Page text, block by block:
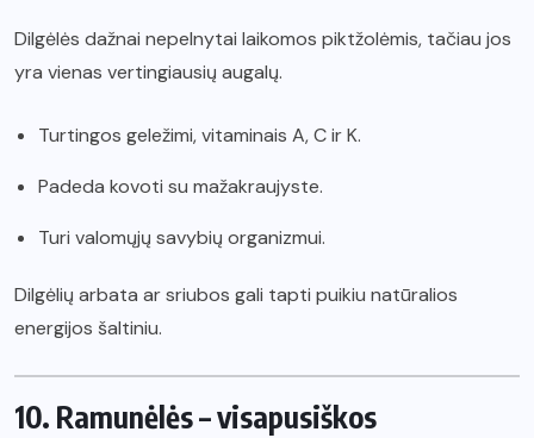
Dilgėlės dažnai nepelnytai laikomos piktžolėmis, tačiau jos
yra vienas vertingiausių augalų.
Turtingos geležimi, vitaminais A, C ir K.
Padeda kovoti su mažakraujyste.
Turi valomųjų savybių organizmui.
Dilgėlių arbata ar sriubos gali tapti puikiu natūralios
energijos šaltiniu.
10. Ramunėlės – visapusiškos